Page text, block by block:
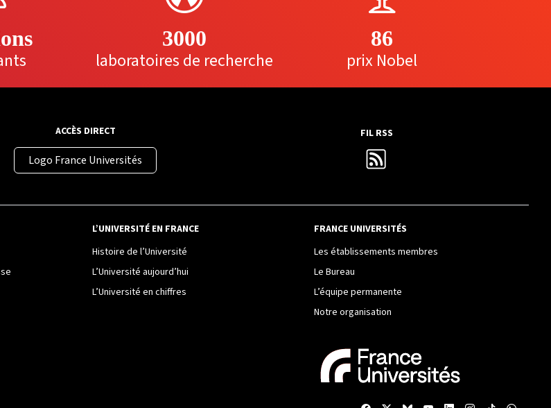
3000
laboratoires de recherche
86
prix Nobel
ACCÈS DIRECT
Logo France Universités
FIL RSS
L’UNIVERSITÉ EN FRANCE
Histoire de l’Université
L’Université aujourd’hui
L’Université en chiffres
FRANCE UNIVERSITÉS
Les établissements membres
Le Bureau
L’équipe permanente
Notre organisation